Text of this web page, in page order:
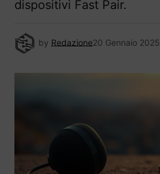
dispositivi Fast Pair.
by Redazione20 Gennaio 2025